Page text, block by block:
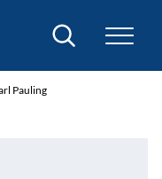
Sök
Pauling